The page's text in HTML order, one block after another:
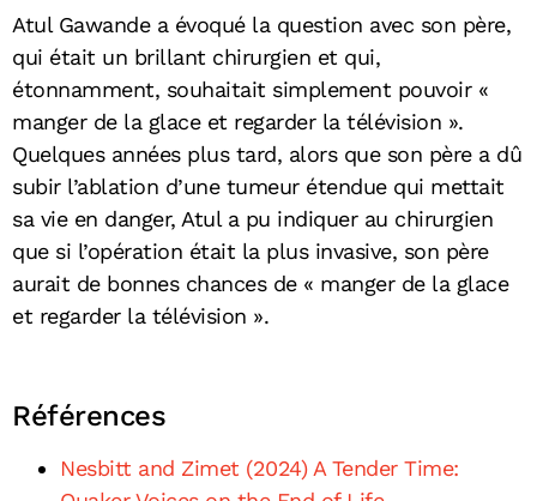
Atul Gawande a évoqué la question avec son père,
qui était un brillant chirurgien et qui,
étonnamment, souhaitait simplement pouvoir «
manger de la glace et regarder la télévision ».
Quelques années plus tard, alors que son père a dû
subir l’ablation d’une tumeur étendue qui mettait
sa vie en danger, Atul a pu indiquer au chirurgien
que si l’opération était la plus invasive, son père
aurait de bonnes chances de « manger de la glace
et regarder la télévision ».
Références
Nesbitt and Zimet (2024) A Tender Time: